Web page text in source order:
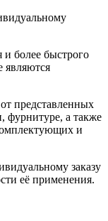
более быстрого
являются
представленных
фурнитуре, а также
и
заказу
её применения.